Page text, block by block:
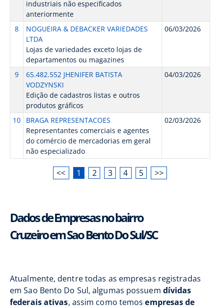
industriais não especificados
anteriormente
8
NOGUEIRA & DEBACKER VARIEDADES
LTDA
Lojas de variedades exceto lojas de
departamentos ou magazines
06/03/2026
9
65.482.552 JHENIFER BATISTA
VODZYNSKI
Edição de cadastros listas e outros
produtos gráficos
04/03/2026
10
BRAGA REPRESENTACOES
Representantes comerciais e agentes
do comércio de mercadorias em geral
não especializado
02/03/2026
<< 1 2 3 4 5 >>
Dados de Empresas no bairro
Cruzeiro em Sao Bento Do Sul/SC
Atualmente, dentre todas as empresas registradas
em Sao Bento Do Sul, algumas possuem dívidas
federais ativas, assim como temosempresas de